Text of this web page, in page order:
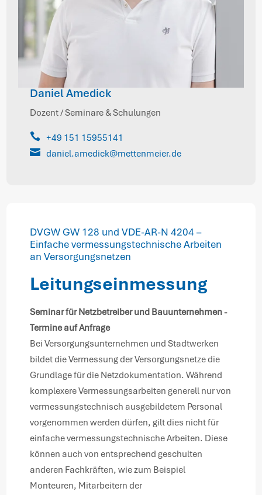
Daniel Amedick
Dozent / Seminare & Schulungen
 +49 151 15955141
 daniel.amedick@mettenmeier.de
DVGW GW 128 und VDE-AR-N 4204 –
Einfache vermessungstechnische Arbeiten
an Versorgungsnetzen
Leitungseinmessung
Seminar für Netzbetreiber und Bauunternehmen -
Termine auf Anfrage
Bei Versorgungsunternehmen und Stadtwerken
bildet die Vermessung der Versorgungsnetze die
Grundlage für die Netzdokumentation. Während
komplexere Vermessungsarbeiten generell nur von
vermessungstechnisch ausgebildetem Personal
vorgenommen werden dürfen, gilt dies nicht für
einfache vermessungstechnische Arbeiten. Diese
können auch von entsprechend geschulten
anderen Fachkräften, wie zum Beispiel
Monteuren, Mitarbeitern der